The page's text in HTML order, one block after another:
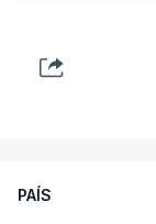
PAÍS